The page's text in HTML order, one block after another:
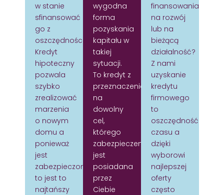
w stanie
sfinansować
go z
oszczędności?
Kredyt
hipoteczny
pozwala
szybko
zrealizować
marzenia
o nowym
domu a
ponieważ
jest
zabezpieczony
to jest to
najtańszy
wygodna
forma
pozyskania
kapitału w
takiej
sytuacji.
To kredyt z
przeznaczeniem
na
dowolny
cel,
którego
zabezpieczeniem
jest
posiadana
przez
Ciebie
finansowania
na rozwój
lub na
bieżącą
działalność?
Z nami
uzyskanie
kredytu
firmowego
to
oszczędność
czasu a
dzięki
wyborowi
najlepszej
oferty
często